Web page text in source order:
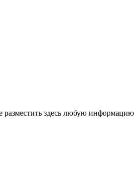
разместить здесь любую информацию